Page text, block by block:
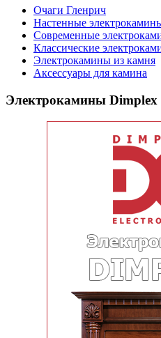
Очаги Гленрич
Настенные
Современные
Классические
Электрокамины из камня
Аксессуары для камина
Электрокамины Dimplex